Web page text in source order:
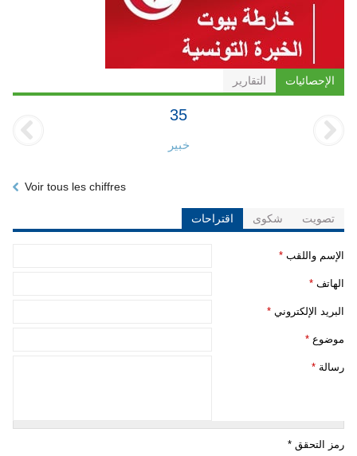
الإحصائيات التقارير
35
خبير
Voir tous les chiffres
تصويت شكوى اقتراحات
‏الإسم واللقب ‏ *
‏الهاتف ‏ *
‏البريد الإلكتروني ‏ *
‏موضوع ‏ *
‏رسالة ‏ *